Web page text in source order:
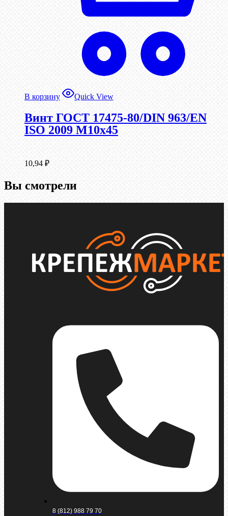
В корзину Quick View
Винт ГОСТ 17475-80/DIN 963/EN
ISO 2009 М10х45
10,94 ₽
Вы смотрели
8 (812) 988 79 70